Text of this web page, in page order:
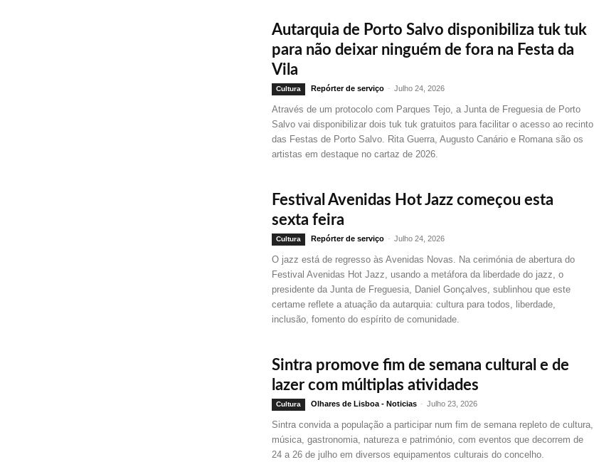
Autarquia de Porto Salvo disponibiliza tuk tuk
para não deixar ninguém de fora na Festa da
Vila
Cultura Repórter de serviço - Julho 24, 2026
Através de um protocolo com Parques Tejo, a Junta de Freguesia de Porto
Salvo vai disponibilizar dois tuk tuk gratuitos para facilitar o acesso ao recinto
das Festas de Porto Salvo. Rita Guerra, Augusto Canário e Romana são os
artistas em destaque no cartaz de 2026.
Festival Avenidas Hot Jazz começou esta
sexta feira
Cultura Repórter de serviço - Julho 24, 2026
O jazz está de regresso às Avenidas Novas. Na cerimónia de abertura do
Festival Avenidas Hot Jazz, usando a metáfora da liberdade do jazz, o
presidente da Junta de Freguesia, Daniel Gonçalves, sublinhou que este
certame reflete a atuação da autarquia: cultura para todos, liberdade,
inclusão, fomento do espírito de comunidade.
Sintra promove fim de semana cultural e de
lazer com múltiplas atividades
Cultura Olhares de Lisboa - Noticias - Julho 23, 2026
Sintra convida a população a participar num fim de semana repleto de cultura,
música, gastronomia, natureza e património, com eventos que decorrem de
24 a 26 de julho em diversos equipamentos culturais do concelho.